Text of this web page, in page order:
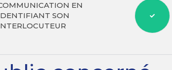
EN
SON